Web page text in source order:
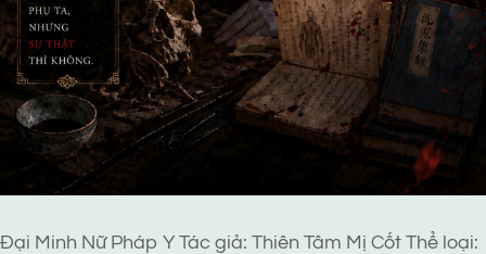
Đại Minh Nữ Pháp Y Tác giả: Thiên Tâm Mị Cốt Thể loại: